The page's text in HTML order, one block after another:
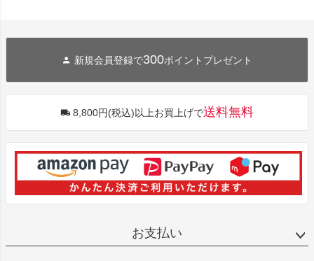
新規会員登録で300ポイントプレゼント
8,800円(税込)以上お買上げで送料無料
お支払い